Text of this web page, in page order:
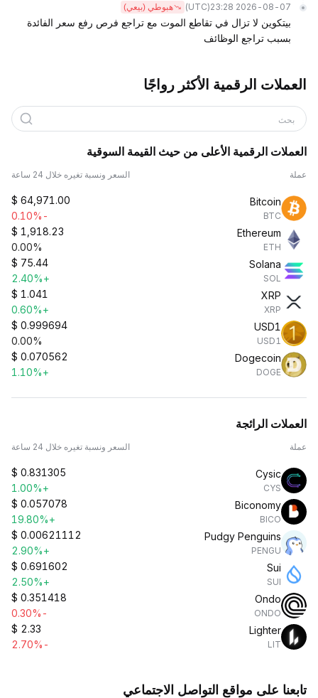
2026-08-07 23:28
(UTC) هبوطي (بيعي)
بيتكوين لا تزال في تقاطع الموت مع تراجع فرص رفع سعر الفائدة
بسبب تراجع الوظائف
العملات الرقمية الأكثر رواجًا
بحث
العملات الرقمية الأعلى من حيث القيمة السوقية
عملة السعر ونسبة تغيره خلال 24 ساعة
Bitcoin
BTC
$ 64,971.00
-0.10%
Ethereum
ETH
$ 1,918.23
0.00%
Solana
SOL
$ 75.44
+2.40%
XRP
XRP
$ 1.041
+0.60%
USD1
USD1
$ 0.999694
0.00%
Dogecoin
DOGE
$ 0.070562
+1.10%
العملات الرائجة
عملة السعر ونسبة تغيره خلال 24 ساعة
Cysic
CYS
$ 0.831305
+1.00%
Biconomy
BICO
$ 0.057078
+19.80%
Pudgy Penguins
PENGU
$ 0.00621112
+2.90%
Sui
SUI
$ 0.691602
+2.50%
Ondo
ONDO
$ 0.351418
-0.30%
Lighter
LIT
$ 2.33
-2.70%
تابعنا على مواقع التواصل الاجتماعي